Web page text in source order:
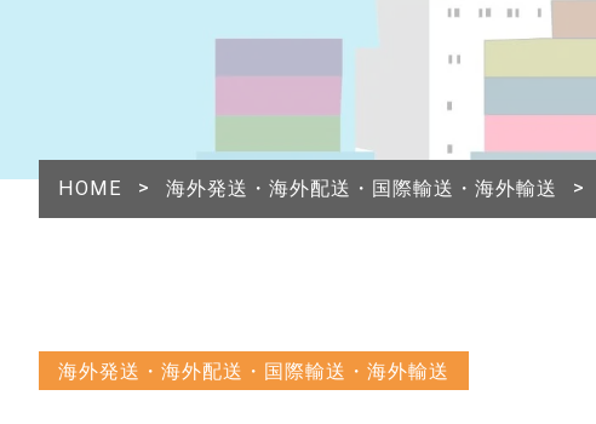
HOME > 海外発送・海外配送・国際輸送・海外輸送 >
海外発送・海外配送・国際輸送・海外輸送